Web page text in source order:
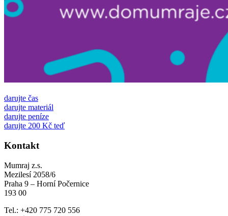
darujte čas
darujte materiál
darujte peníze
darujte 200 Kč teď
Kontakt
Mumraj z.s.
Mezilesí 2058/6
Praha 9 – Horní Počernice
193 00
Tel.: +420 775 720 556